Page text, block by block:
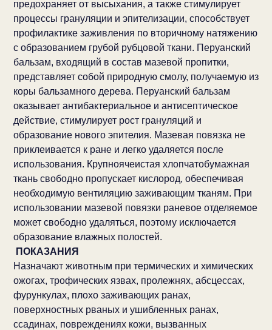
предохраняет от высыхания, а также стимулирует
процессы грануляции и эпителизации, способствует
профилактике заживления по вторичному натяжению
с образованием грубой рубцовой ткани. Перуанский
бальзам, входящий в состав мазевой пропитки,
представляет собой природную смолу, получаемую из
коры бальзамного дерева. Перуанский бальзам
оказывает антибактериальное и антисептическое
действие, стимулирует рост грануляций и
образование нового эпителия. Мазевая повязка не
приклеивается к ране и легко удаляется после
использования. Крупноячеистая хлопчатобумажная
ткань свободно пропускает кислород, обеспечивая
необходимую вентиляцию заживающим тканям. При
использовании мазевой повязки раневое отделяемое
может свободно удаляться, поэтому исключается
образование влажных полостей.
ПОКАЗАНИЯ
Назначают животным при термических и химических
ожогах, трофических язвах, пролежнях, абсцессах,
фурункулах, плохо заживающих ранах,
поверхностных рваных и ушибленных ранах,
ссадинах, повреждениях кожи, вызванных